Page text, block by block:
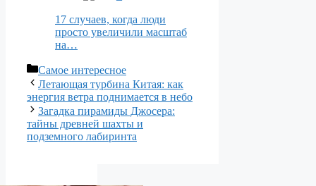
17 случаев, когда люди
просто увеличили масштаб
на…
Рубрики
Самое интересное
Летающая турбина Китая: как
энергия ветра поднимается в небо
Загадка пирамиды Джосера:
тайны древней шахты и
подземного лабиринта